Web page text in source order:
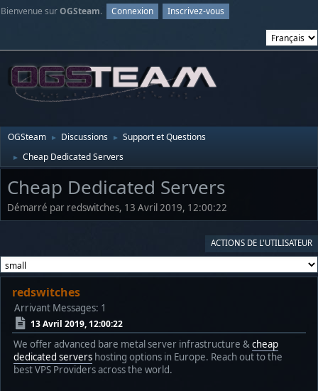
Bienvenue surOGSteam. Connexion Inscrivez-vous
OGSteam ► Discussions ► Support et Questions
► Cheap Dedicated Servers
Cheap Dedicated Servers
Démarré par redswitches, 13 Avril 2019, 12:00:22
ACTIONS DE L'UTILISATEUR
redswitches
Arrivant Messages: 1
13 Avril 2019, 12:00:22
We offer advanced bare metal server infrastructure &cheap
dedicated servers hosting options in Europe. Reach out to the
best VPS Providers across the world.